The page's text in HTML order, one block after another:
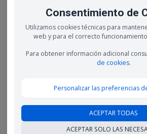
Entradas recientes
Las horas trabajadas siguen
2023 y estas son sus causas
Los contratos de prácticas
16 febrero, 2023
Consentimiento de
Utilizamos cookies técnicas para
web y para el correcto
Para obtener información adicional
de cookies.
Personalizar las preferencias
ACEPTAR TODAS
ACEPTAR SOLO LAS